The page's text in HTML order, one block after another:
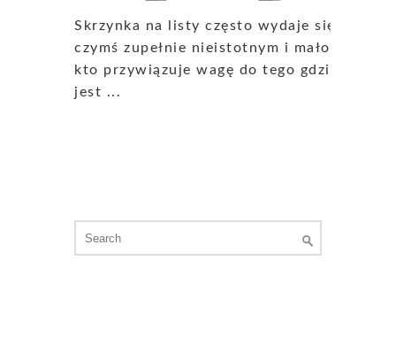
Skrzynka na listy często wydaje się
czymś zupełnie nieistotnym i mało
kto przywiązuje wagę do tego gdzie
jest ...
for: